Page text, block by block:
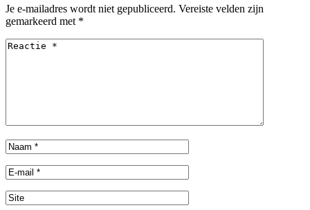
Je e-mailadres wordt niet gepubliceerd. Vereiste velden zijn
gemarkeerd met *